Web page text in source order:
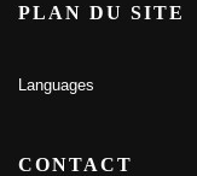
PLAN DU SITE
Languages
CONTACT